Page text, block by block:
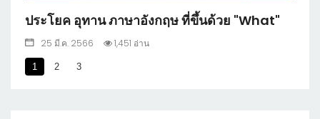
ประโยค อุทาน ภาษาอังกฤษ ที่ขึ้นด้วย "What"
25 มี.ค. 2566 1,451 อ่าน
1 2 3